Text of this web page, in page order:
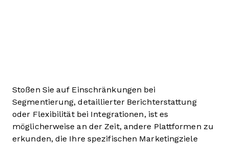
Stoßen Sie auf Einschränkungen bei
Segmentierung, detaillierter Berichterstattung
oder Flexibilität bei Integrationen, ist es
möglicherweise an der Zeit, andere Plattformen zu
erkunden, die Ihre spezifischen Marketingziele